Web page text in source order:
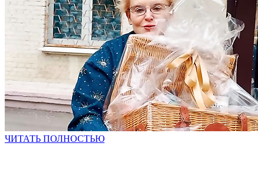
ЧИТАТЬ ПОЛНОСТЬЮ